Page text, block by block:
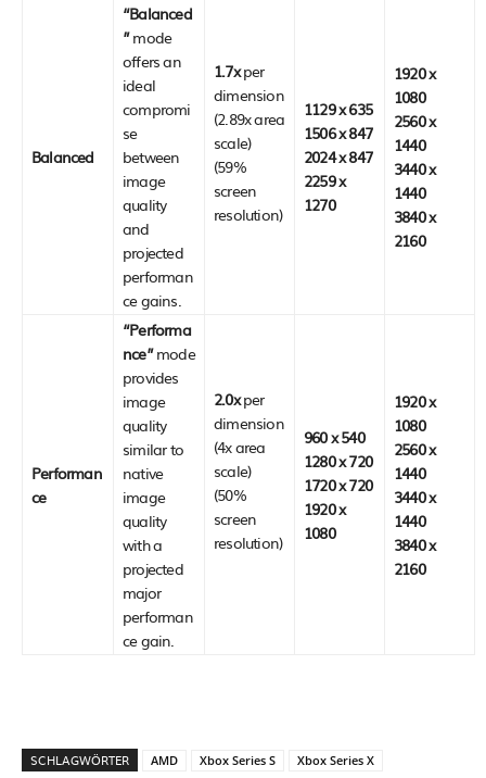
Balanced
“Balanced
”mode
offers an
ideal
compromi
se
between
image
quality
and
projected
performan
ce gains.
1.7xper
dimension
(2.89x area
scale)
(59%
screen
resolution)
1129 x 635
1506 x 847
2024 x 847
2259 x
1270
1920 x
1080
2560 x
1440
3440 x
1440
3840 x
2160
Performan
ce
“Performa
nce”mode
provides
image
quality
similar to
native
image
quality
with a
projected
major
performan
ce gain.
2.0xper
dimension
(4x area
scale)
(50%
screen
resolution)
960 x 540
1280 x 720
1720 x 720
1920 x
1080
1920 x
1080
2560 x
1440
3440 x
1440
3840 x
2160
SCHLAGWÖRTER AMD Xbox Series S Xbox Series X